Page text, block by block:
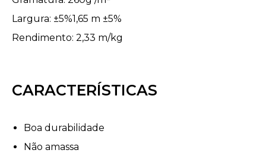
Largura: ±5%1,65 m ±5%
Rendimento: 2,33 m/kg
CARACTERÍSTICAS
Boa durabilidade
Não amassa